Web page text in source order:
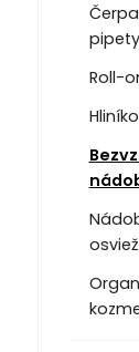
pipety
Roll-